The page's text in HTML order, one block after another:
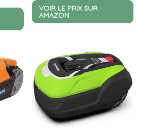
VOIR LE PRIX SUR
AMAZON